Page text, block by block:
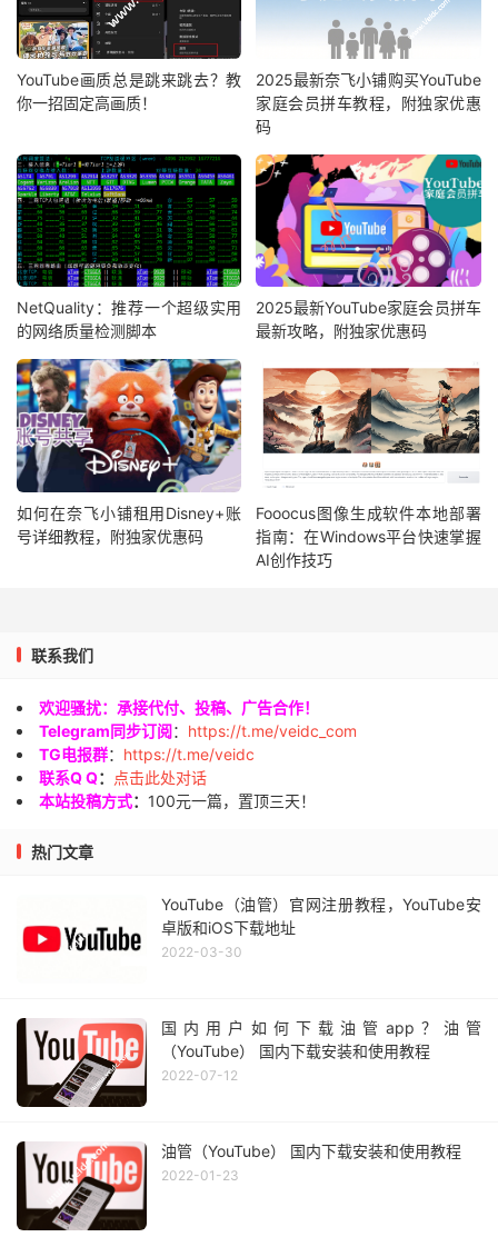
YouTube画质总是跳来跳去？教
你一招固定高画质！
2025最新奈飞小铺购买YouTube
家庭会员拼车教程，附独家优惠
码
NetQuality：推荐一个超级实用
的网络质量检测脚本
2025最新YouTube家庭会员拼车
最新攻略，附独家优惠码
如何在奈飞小铺租用Disney+账
号详细教程，附独家优惠码
Fooocus图像生成软件本地部署
指南：在Windows平台快速掌握
AI创作技巧
联系我们
欢迎骚扰：承接代付、投稿、广告合作！
Telegram同步订阅： https://t.me/veidc_com
TG电报群： https://t.me/veidc
联系Q Q：
点击此处对话
本站投稿方式： 100元一篇，置顶三天！
热门文章
YouTube（油管）官网注册教程，YouTube安
卓版和iOS下载地址
2022-03-30
国内用户如何下载油管app？油管
（YouTube） 国内下载安装和使用教程
2022-07-12
油管（YouTube） 国内下载安装和使用教程
2022-01-23